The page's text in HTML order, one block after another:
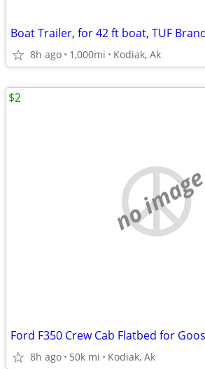
Boat Trailer, for 42 ft boat, TUF
8h ago 1,000mi Kodiak, Ak
no image
Ford F350 Crew Cab Flatbed for
8h ago 50k mi Kodiak, Ak
$2